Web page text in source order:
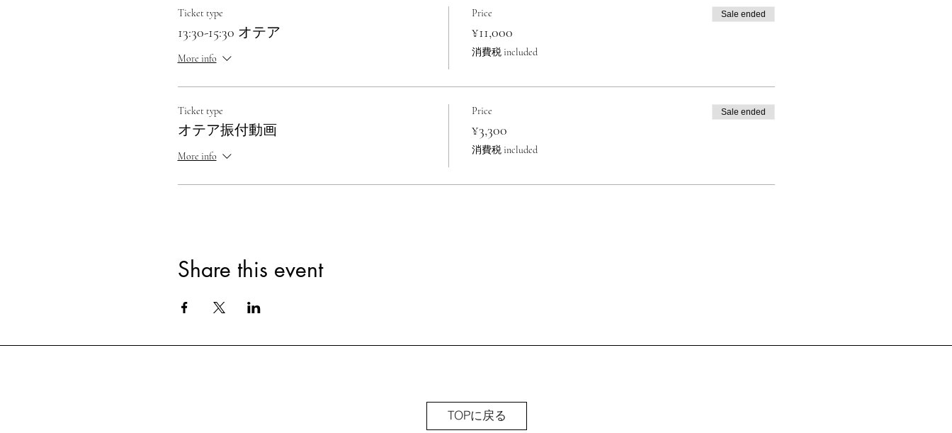
Ticket type
13:30-15:30 オテア
More info
Price
¥11,000
消費税 included
Sale ended
Ticket type
オテア振付動画
More info
Price
¥3,300
消費税 included
Sale ended
Share this event
TOPに戻る